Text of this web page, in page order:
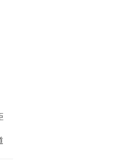
遗
，
全
鲁